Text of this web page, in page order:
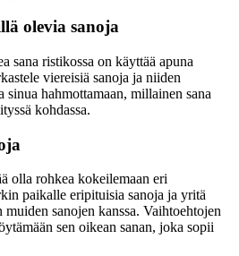
olevia sanoja
sana ristikossa on käyttää apuna
viereisiä sanoja ja niiden
hahmottamaan, millainen sana
kohdassa.
olla rohkea kokeilemaan eri
paikalle eripituisia sanoja ja yritä
sanojen kanssa. Vaihtoehtojen
sen oikean sanan, joka sopii